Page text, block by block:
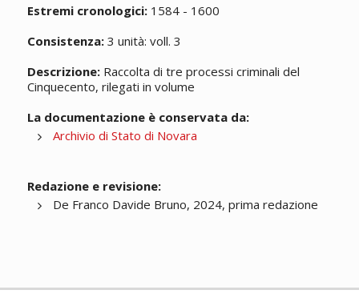
Estremi cronologici:1584 - 1600
Consistenza:3 unità: voll. 3
Descrizione:Raccolta di tre processi criminali del
Cinquecento, rilegati in volume
La documentazione è conservata da:
Archivio di Stato di Novara
Redazione e revisione:
De Franco Davide Bruno, 2024, prima redazione